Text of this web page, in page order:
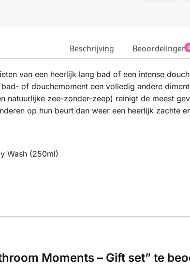
Beschrijving Beoordelingen 0
van een heerlijk lang bad of een intense
of douchemoment een volledig andere
natuurlijke zee-zonder-zeep) reinigt de meest
op hun beurt dan weer een heerlijk zachte
Wash (250ml)
Moments – Gift set” te